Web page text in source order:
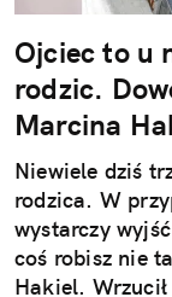
Ojciec to u
rodzic.
Marcina
Niewiele dziś
rodzica. W
wystarczy
coś robisz nie
Hakiel.